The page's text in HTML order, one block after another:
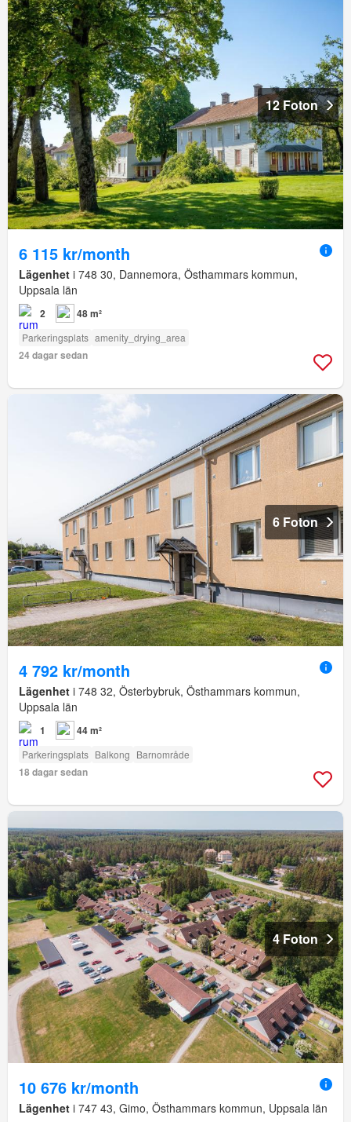
12 Foton
6 115 kr/month
Lägenhet i 748 30, Dannemora, Östhammars kommun,
Uppsala län
2 48 m²
Parkeringsplats amenity_drying_area
24 dagar sedan
6 Foton
4 792 kr/month
Lägenhet i 748 32, Österbybruk, Östhammars kommun,
Uppsala län
1 44 m²
Parkeringsplats Balkong Barnområde
18 dagar sedan
4 Foton
10 676 kr/month
Lägenhet i 747 43, Gimo, Östhammars kommun, Uppsala län